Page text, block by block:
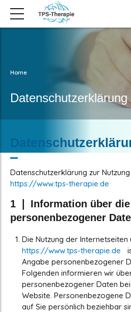
Home
Datenschutzerklärung
Datenschutzerklärung zur
https://www.tps-therapie.de
1 ❘ Information über
personenbezogener
Die Nutzung der
https://www.tps-therapie.de
Angabe personenbezogener
Folgenden informieren wir
personenbezogener Daten
Website. Personenbezogene
auf Sie persönlich beziehbar